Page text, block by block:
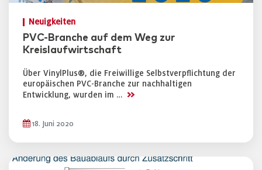
Neuigkeiten
PVC-Branche auf dem Weg zur
Kreislaufwirtschaft
Über VinylPlus®, die Freiwillige Selbstverpflichtung der
europäischen PVC-Branche zur nachhaltigen
Entwicklung, wurden im … >>
18. Juni 2020